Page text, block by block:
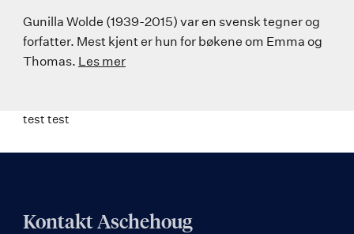
Gunilla Wolde (1939-2015) var en svensk tegner og
forfatter. Mest kjent er hun for bøkene om Emma og
Thomas. Les mer
test test
Kontakt Aschehoug